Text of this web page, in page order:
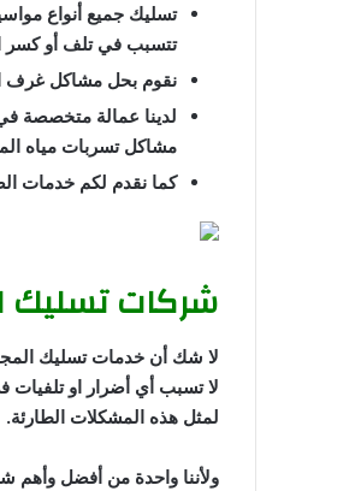
تسليك جميع أنواع
تتسبب في تلف أو كسر
نقوم بحل مشاكل غرف
لدينا عمالة متخصصة
مشاكل تسربات مياه
كما نقدم لكم خدمات
شركات تسليك
لا شك أن خدمات تسليك
لا تسبب أي أضرار او
لمثل هذه المشكلات الطارئة.
ولأننا واحدة من أفضل